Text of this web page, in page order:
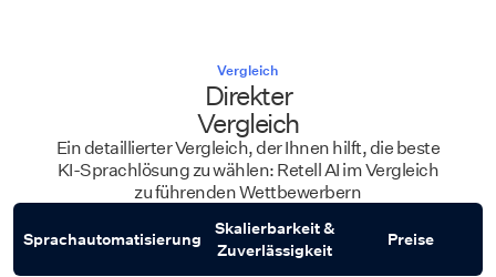
Vergleich
Direkter
Vergleich
Ein detaillierter Vergleich, der Ihnen hilft, die beste
KI-Sprachlösung zu wählen: Retell AI im Vergleich
zu führenden Wettbewerbern
Sprachautomatisierung
Skalierbarkeit &
Zuverlässigkeit
Preise